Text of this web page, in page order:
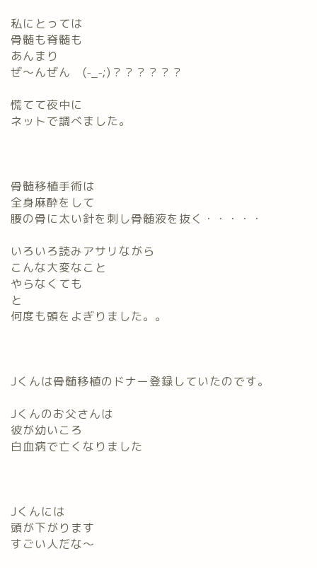
私にとっては
骨髄も脊髄も
あんまり
ぜ～んぜん (-_-;)？？？？？？
慌てて夜中に
ネットで調べました。
骨髄移植手術は
全身麻酔をして
腰の骨に太い針を刺し骨髄液を抜く・・・・・
いろいろ読みアサリながら
こんな大変なこと
やらなくても
と
何度も頭をよぎりました。。
Jくんは骨髄移植のドナー登録していたのです。
Jくんのお父さんは
彼が幼いころ
白血病で亡くなりました
Jくんには
頭が下がります
すごい人だな～